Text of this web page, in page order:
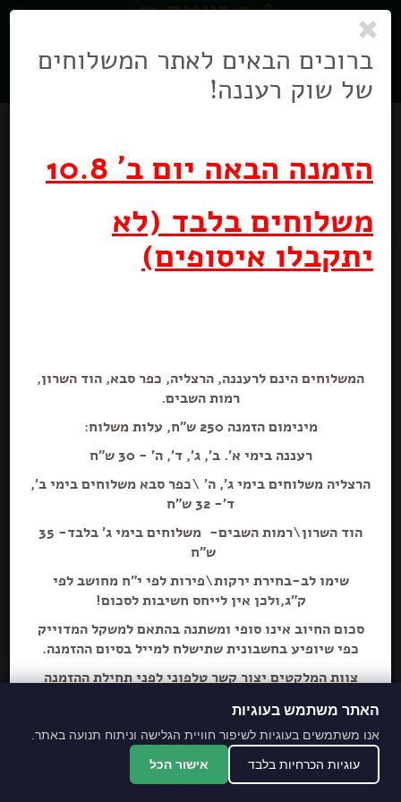
ניווט
בניווט
ק״ג יח׳
הוספה+
ברוכים הבאים לאתר המשלוחים
של שוק רעננה!
הזמנה הבאה יום ב' 10.8
משלוחים בלבד (לא
יתקבלו איסופים)
המשלוחים הינם לרעננה, הרצליה, כפר סבא, הוד השרון,
רמות השבים.
מינימום הזמנה 250 ש"ח, עלות משלוח:
רעננה בימי א'. ב', ג', ד', ה' - 30 ש"ח
הרצליה משלוחים בימי ג', ה' \כפר סבא משלוחים בימי ב',
ד'- 32 ש"ח
הוד השרון\רמות השבים- משלוחים בימי ג' בלבד- 35
ש"ח
שימו לב-בחירת ירקות\פירות לפי י"ח מחושב לפי
ק"ג,ולכן אין לייחס חשיבות לסכום!
סכום החיוב אינו סופי ומשתנה בהתאם למשקל המדוייק
כפי שיופיע בחשבונית שתישלח למייל בסיום ההזמנה.
צוות המלקטים יצור קשר טלפוני לפני תחילת ההזמנה
מתחייבים לסחורה הכי
מובחרת!
*האתר והמקום עם נגישות מלאה לנכים.
האתר משתמש בעוגיות
אנו משתמשים בעוגיות לשיפור חוויית הגלישה וניתוח תנועה באתר.
עוגיות הכרחיות בלבד אישור הכל